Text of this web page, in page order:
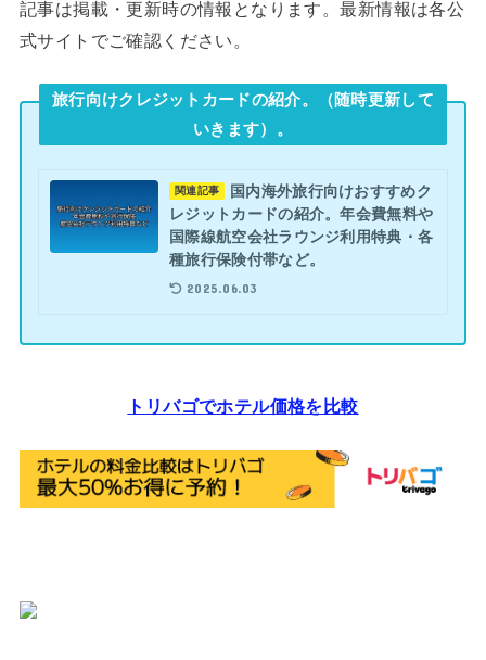
記事は掲載・更新時の情報となります。最新情報は各公
式サイトでご確認ください。
旅行向けクレジットカードの紹介。（随時更新して
いきます）。
関連記事
国内海外旅行向けおすすめク
レジットカードの紹介。年会費無料や
国際線航空会社ラウンジ利用特典・各
種旅行保険付帯など。
2025.06.03
トリバゴでホテル価格を比較